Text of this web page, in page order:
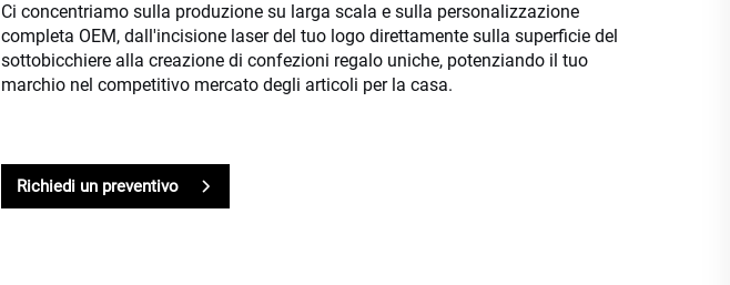
Ci concentriamo sulla produzione su larga scala e sulla personalizzazione
completa OEM, dall'incisione laser del tuo logo direttamente sulla superficie del
sottobicchiere alla creazione di confezioni regalo uniche, potenziando il tuo
marchio nel competitivo mercato degli articoli per la casa.
Richiedi un preventivo